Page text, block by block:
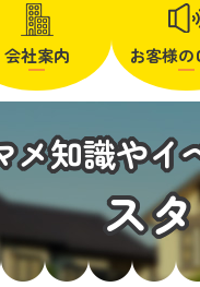
会社案内 お客様の
メ知識やイ
ス